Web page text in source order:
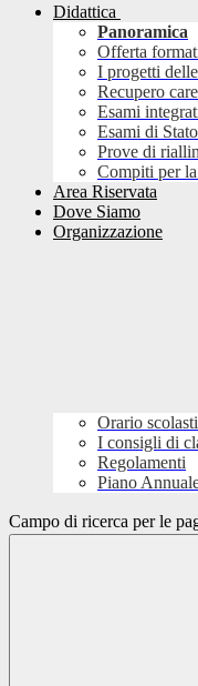
Didattica
Panoramica
Offerta
I progetti
Recupero
Esami
Esami di Stato
Prove di
Compiti per
Area Riservata
Dove Siamo
Organizzazione
Orario
I consigli di
Regolamenti
Piano
Campo di ricerca per le